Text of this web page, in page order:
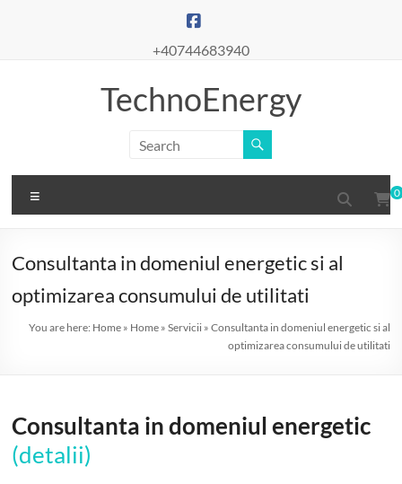
+40744683940
TechnoEnergy
0
Consultanta in domeniul energetic si al
optimizarea consumului de utilitati
You are here: Home» Home» Servicii» Consultanta in domeniul energetic si al
optimizarea consumului de utilitati
Consultanta in domeniul energetic
(detalii)